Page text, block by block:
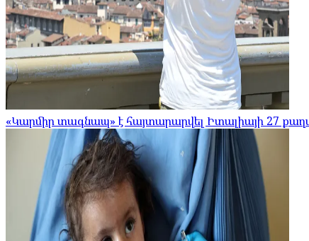
«Կարմիր տագնապ» է հայտարարվել Իտալիայի 27